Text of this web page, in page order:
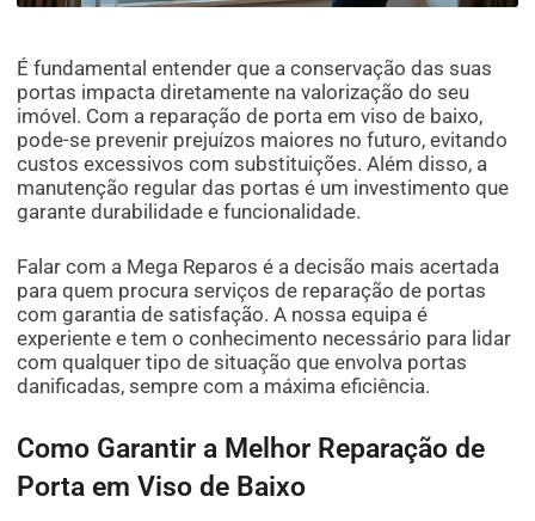
É fundamental entender que a conservação das suas
portas impacta diretamente na valorização do seu
imóvel. Com a reparação de porta em viso de baixo,
pode-se prevenir prejuízos maiores no futuro, evitando
custos excessivos com substituições. Além disso, a
manutenção regular das portas é um investimento que
garante durabilidade e funcionalidade.
Falar com a Mega Reparos é a decisão mais acertada
para quem procura serviços de reparação de portas
com garantia de satisfação. A nossa equipa é
experiente e tem o conhecimento necessário para lidar
com qualquer tipo de situação que envolva portas
danificadas, sempre com a máxima eficiência.
Como Garantir a Melhor Reparação de
Porta em Viso de Baixo